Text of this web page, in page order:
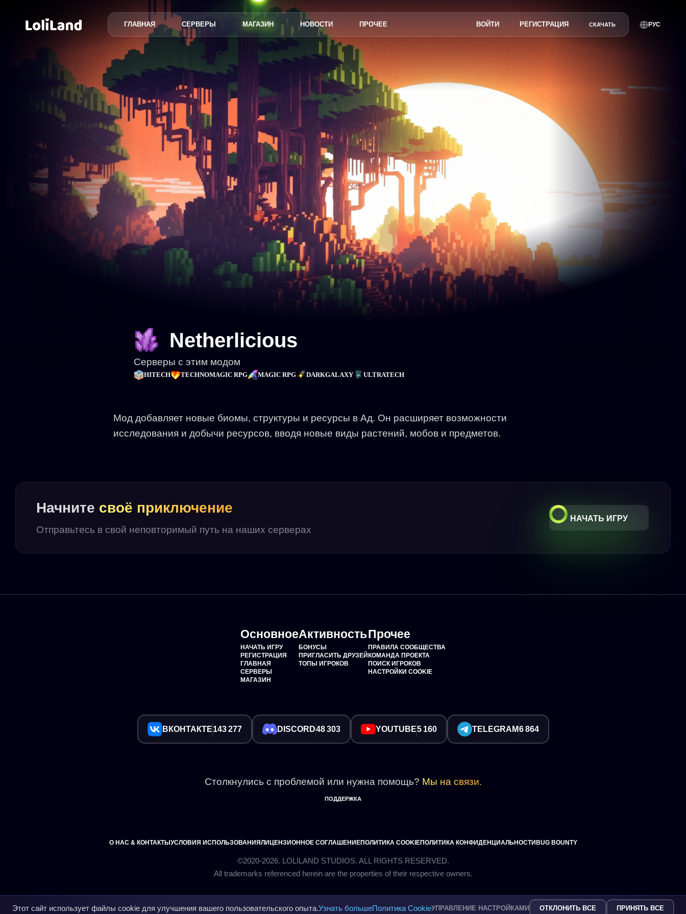
ГЛАВНАЯ СЕРВЕРЫ МАГАЗИН НОВОСТИ ПРОЧЕЕ ВОЙТИ РЕГИСТРАЦИЯ СКАЧАТЬ РУС
Netherlicious
Серверы с этим модом
HITECH TECHNOMAGIC RPG MAGIC RPG DARKGALAXY ULTRATECH
Мод добавляет новые биомы, структуры и ресурсы в Ад. Он расширяет возможности
исследования и добычи ресурсов, вводя новые виды растений, мобов и предметов.
Начните своё приключение
Отправьтесь в свой неповторимый путь на наших серверах
НАЧАТЬ ИГРУ
Основное
НАЧАТЬ ИГРУ
РЕГИСТРАЦИЯ
ГЛАВНАЯ
СЕРВЕРЫ
МАГАЗИН
Активность
БОНУСЫ
ПРИГЛАСИТЬ ДРУЗЕЙ
ТОПЫ ИГРОКОВ
Прочее
ПРАВИЛА СООБЩЕСТВА
КОМАНДА ПРОЕКТА
ПОИСК ИГРОКОВ
НАСТРОЙКИ COOKIE
ВКОНТАКТЕ143 277 DISCORD48 303 YOUTUBE5 160 TELEGRAM6 864
Столкнулись с проблемой или нужна помощь? Мы на связи.
ПОДДЕРЖКА
О НАС & КОНТАКТЫ УСЛОВИЯ ИСПОЛЬЗОВАНИЯ ЛИЦЕНЗИОННОЕ СОГЛАШЕНИЕПОЛИТИКА COOKIEПОЛИТИКА КОНФИДЕНЦИАЛЬНОСТИ BUG BOUNTY
©2020-2026. LOLILAND STUDIOS. ALL RIGHTS RESERVED.
Этот сайт использует файлы cookie для улучшения вашего пользовательского опыта.Узнать большеПолитика CookieУПРАВЛЕНИЕ НАСТРОЙКАМИ ОТКЛОНИТЬ ВСЕ ПРИНЯТЬ ВСЕ